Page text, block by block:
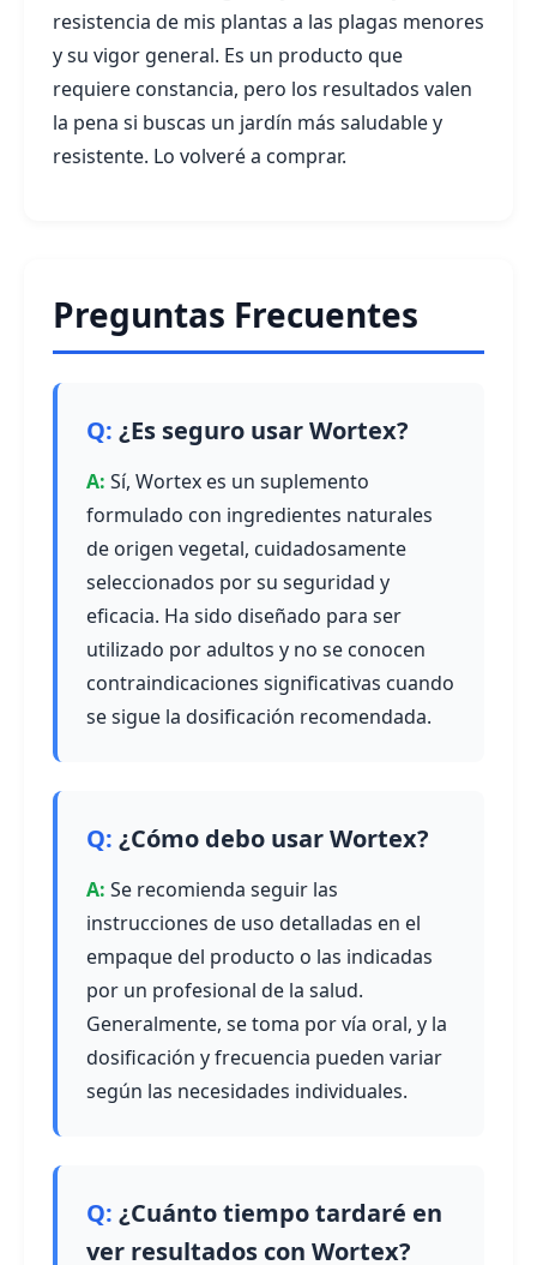
resistencia de mis plantas a las plagas menores
y su vigor general. Es un producto que
requiere constancia, pero los resultados valen
la pena si buscas un jardín más saludable y
resistente. Lo volveré a comprar.
Preguntas Frecuentes
¿Es seguro usar Wortex?
Sí, Wortex es un suplemento
formulado con ingredientes naturales
de origen vegetal, cuidadosamente
seleccionados por su seguridad y
eficacia. Ha sido diseñado para ser
utilizado por adultos y no se conocen
contraindicaciones significativas cuando
se sigue la dosificación recomendada.
¿Cómo debo usar Wortex?
Se recomienda seguir las
instrucciones de uso detalladas en el
empaque del producto o las indicadas
por un profesional de la salud.
Generalmente, se toma por vía oral, y la
dosificación y frecuencia pueden variar
según las necesidades individuales.
¿Cuánto tiempo tardaré en
ver resultados con Wortex?